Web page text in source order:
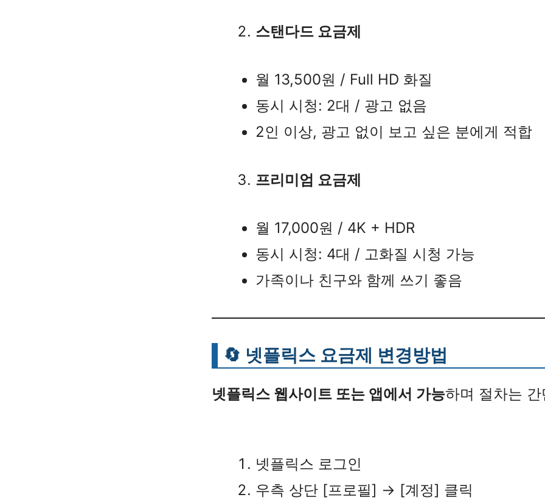
스탠다드 요금제
월 13,500원 / Full HD 화질
동시 시청: 2대 / 광고 없음
2인 이상, 광고 없이 보고 싶은 분에게 적합
프리미엄 요금제
월 17,000원 / 4K + HDR
동시 시청: 4대 / 고화질 시청 가능
가족이나 친구와 함께 쓰기 좋음
🔄 넷플릭스 요금제 변경방법
넷플릭스 웹사이트 또는 앱에서 가능하며 절차는
넷플릭스 로그인
우측 상단 [프로필] → [계정] 클릭